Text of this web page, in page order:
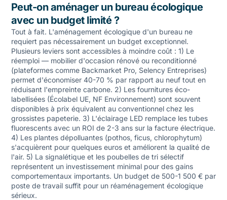
Peut-on aménager un bureau écologique
avec un budget limité ?
Tout à fait. L'aménagement écologique d'un bureau ne
requiert pas nécessairement un budget exceptionnel.
Plusieurs leviers sont accessibles à moindre coût : 1) Le
réemploi — mobilier d'occasion rénové ou reconditionné
(plateformes comme Backmarket Pro, Selency Entreprises)
permet d'économiser 40-70 % par rapport au neuf tout en
réduisant l'empreinte carbone. 2) Les fournitures éco-
labellisées (Écolabel UE, NF Environnement) sont souvent
disponibles à prix équivalent au conventionnel chez les
grossistes papeterie. 3) L'éclairage LED remplace les tubes
fluorescents avec un ROI de 2-3 ans sur la facture électrique.
4) Les plantes dépolluantes (pothos, ficus, chlorophytum)
s'acquièrent pour quelques euros et améliorent la qualité de
l'air. 5) La signalétique et les poubelles de tri sélectif
représentent un investissement minimal pour des gains
comportementaux importants. Un budget de 500-1 500 € par
poste de travail suffit pour un réaménagement écologique
sérieux.